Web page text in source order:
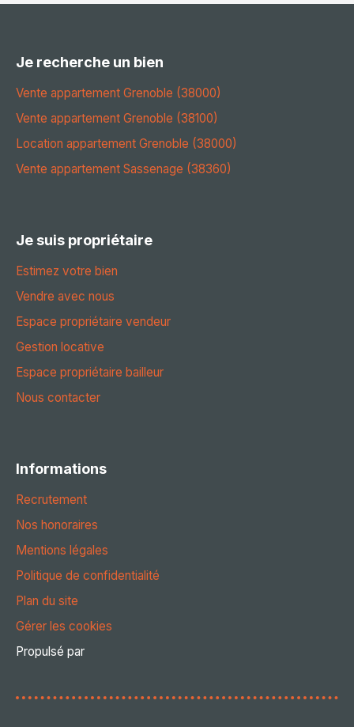
Je recherche un bien
Vente appartement Grenoble (38000)
Vente appartement Grenoble (38100)
Location appartement Grenoble (38000)
Vente appartement Sassenage (38360)
Je suis propriétaire
Estimez votre bien
Vendre avec nous
Espace propriétaire vendeur
Gestion locative
Espace propriétaire bailleur
Nous contacter
Informations
Recrutement
Nos honoraires
Mentions légales
Politique de confidentialité
Plan du site
Gérer les cookies
Propulsé par